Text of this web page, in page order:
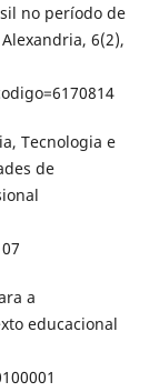
no período de
6(2),
Tecnologia e
de
a
educacional